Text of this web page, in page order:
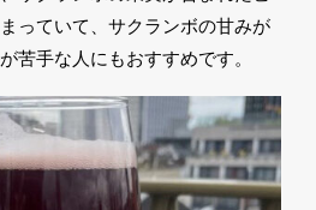
っていて、サクランボの甘みが
苦手な人にもおすすめです。